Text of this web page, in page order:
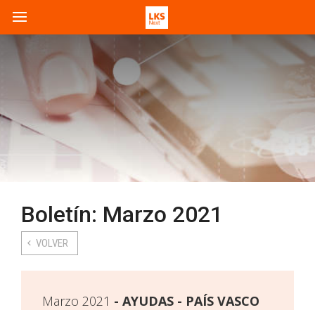
Boletín: Marzo 2021
VOLVER
Marzo 2021 AYUDAS - PAÍS VASCO